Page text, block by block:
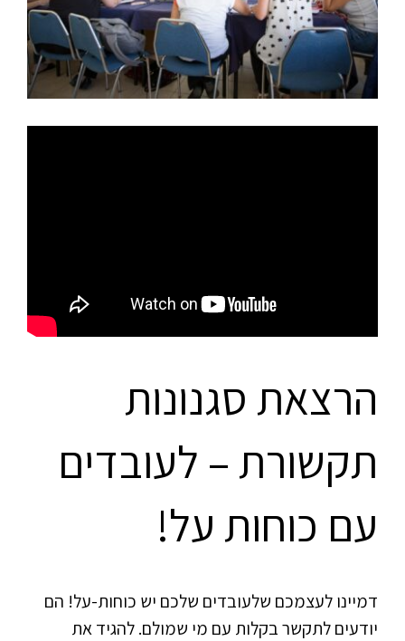
הרצאת סגנונות
תקשורת – לעובדים
עם כוחות על!
דמיינו לעצמכם שלעובדים שלכם יש כוחות-על! הם
יודעים לתקשר בקלות עם מי שמולם. להגיד את